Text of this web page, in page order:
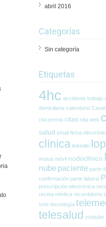
abril 2016
Categorías
Sin categoría
Etiquetas
4hc accidente trabajo
domiciliaria calendario
cita previa citas cita web
salud email firma
clínica linkedin
mutua móvil nodoclinico
nube paciente parte
confirmación parte laboral
prescripción electrónica
receta médica recordatorio
sms tecnología
telesalud youtube